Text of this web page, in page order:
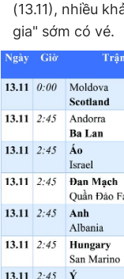
Theo dõi báo trên
Hotline
0906 645 777
Đặt báo Quảng
Tổng biên tập:
Phó tổng biên tập
Phó tổng biên tập:
Phó tổng biên tập:
Tổng thư ký tòa
(13.11), nhiều
gia" sớm có vé.